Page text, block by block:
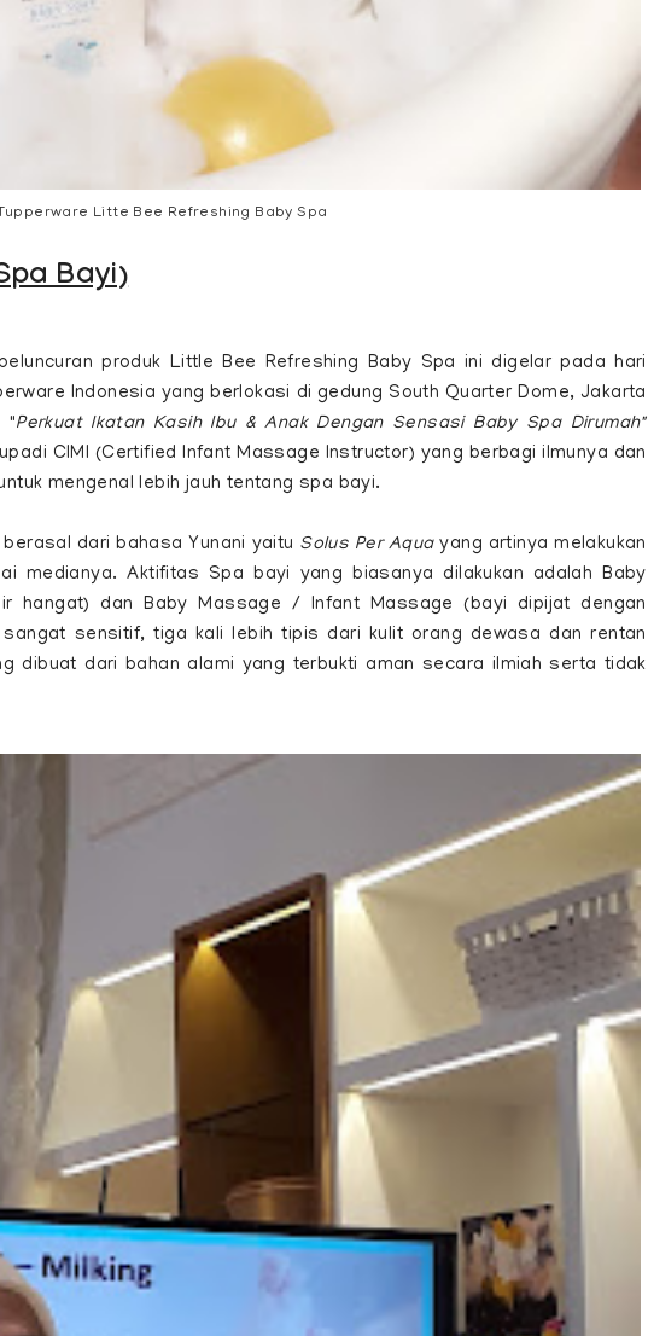
Litte Bee Refreshing Baby Spa
Bayi)
produk Little Bee Refreshing Baby Spa ini digelar pada hari
Indonesia yang berlokasi di gedung South Quarter Dome, Jakarta
"Perkuat Ikatan Kasih Ibu & Anak Dengan Sensasi Baby Spa Dirumah"
CIMI (Certified Infant Massage Instructor) yang berbagi ilmunya dan
mengenal lebih jauh tentang spa bayi.
dari bahasa Yunani yaitu Solus Per Aquayang artinya melakukan
medianya. Aktifitas Spa bayi yang biasanya dilakukan adalah Baby
hangat) dan Baby Massage / Infant Massage (bayi dipijat dengan
sensitif, tiga kali lebih tipis dari kulit orang dewasa dan rentan
dibuat dari bahan alami yang terbukti aman secara ilmiah serta tidak